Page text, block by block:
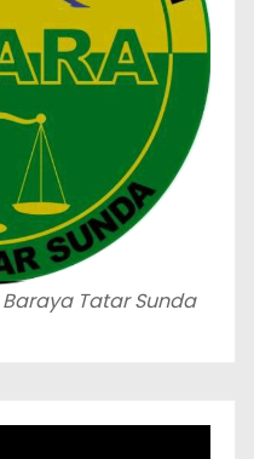
Tatar Sunda